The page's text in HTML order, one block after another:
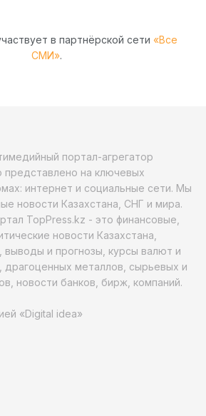
в партнёрской сети «Все
СМИ».
портал-агрегатор
представлено на ключевых
интернет и социальные сети. Мы
новости Казахстана, СНГ и мира.
TopPress.kz - это финансовые,
новости Казахстана,
выводы и прогнозы, курсы валют и
драгоценных металлов, сырьевых и
новости банков, бирж, компаний.
«Digital idea»